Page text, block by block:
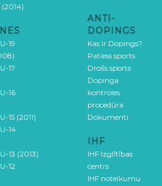
(2014)
19
17
16
15 (2011)
14
13 (2013)
12
ANTI-
DOPINGS
Kas ir Dopings?
Patiess sports
Drošs sports
Dopinga
kontroles
procedūra
Dokumenti
IHF
IHF Izglītības
centrs
IHF noteikumu